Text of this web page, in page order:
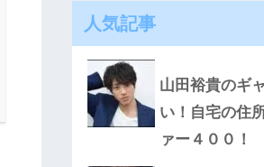
人気記事
山田裕貴のギ
い！自宅の住
ァー４００！